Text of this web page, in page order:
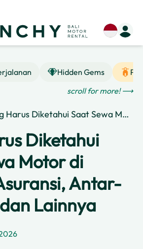
Hidden Gems
scroll for more! ⟶
Saat Sewa Motor di Legian: Asuransi, Antar-Jemput, dan Lainnya
Diketahui
Motor di
Antar-
Lainnya